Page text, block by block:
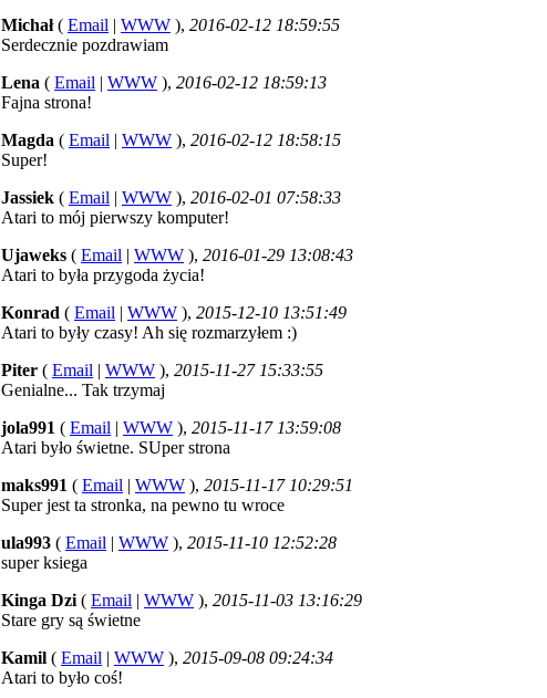
Michał( Email | WWW ), 2016-02-12 18:59:55
Serdecznie pozdrawiam
Lena ( Email | WWW ), 2016-02-12 18:59:13
Fajna strona!
Magda ( Email | WWW ), 2016-02-12 18:58:15
Super!
Jassiek ( Email | WWW ), 2016-02-01 07:58:33
Atari to mój pierwszy komputer!
Ujaweks ( Email | WWW ), 2016-01-29 13:08:43
Atari to była przygoda życia!
Konrad ( Email | WWW ), 2015-12-10 13:51:49
Atari to były czasy! Ah się rozmarzyłem :)
Piter ( Email | WWW ), 2015-11-27 15:33:55
Genialne... Tak trzymaj
jola991 ( Email | WWW ), 2015-11-17 13:59:08
Atari było świetne. SUper strona
maks991 ( Email | WWW ), 2015-11-17 10:29:51
Super jest ta stronka, na pewno tu wroce
ula993 ( Email | WWW ), 2015-11-10 12:52:28
super ksiega
Kinga Dzi ( Email | WWW ), 2015-11-03 13:16:29
Stare gry są świetne
Kamil ( Email | WWW ), 2015-09-08 09:24:34
Atari to było coś!